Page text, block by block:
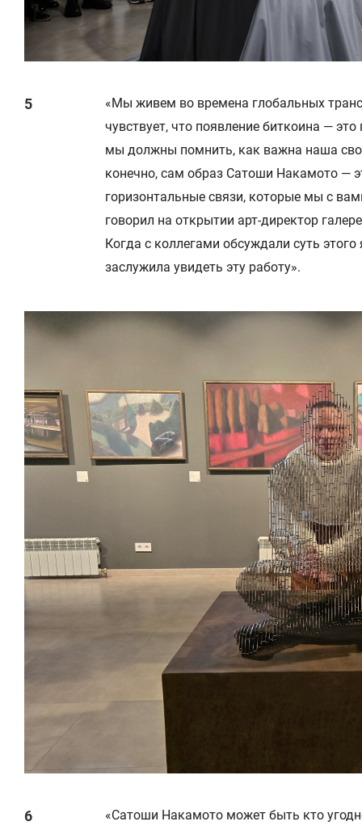
«Мы живем во времена глобальных
чувствует, что появление биткоина —
мы должны помнить, как важна наша
конечно, сам образ Сатоши Накамото —
горизонтальные связи, которые мы с
говорил на открытии арт-директор
Когда с коллегами обсуждали суть
заслужила увидеть эту работу».
«Сатоши Накамото может быть кто